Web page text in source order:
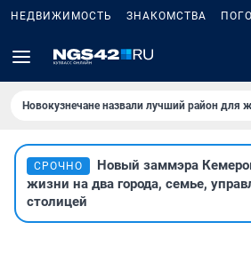
НЕДВИЖИМОСТЬ ЗНАКОМСТВА
Новокузнечане назвали лучший район для
СРОЧНО
Новый заммэра
жизни на два города, семье,
столицей